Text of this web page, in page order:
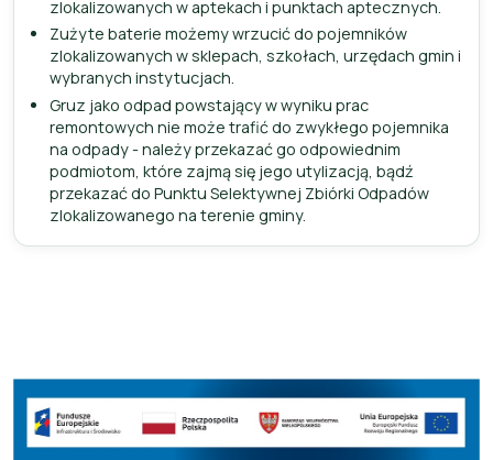
zlokalizowanych w aptekach i punktach aptecznych.
Zużyte baterie możemy wrzucić do pojemników
zlokalizowanych w sklepach, szkołach, urzędach gmin i
wybranych instytucjach.
Gruz jako odpad powstający w wyniku prac
remontowych nie może trafić do zwykłego pojemnika
na odpady - należy przekazać go odpowiednim
podmiotom, które zajmą się jego utylizacją, bądź
przekazać do Punktu Selektywnej Zbiórki Odpadów
zlokalizowanego na terenie gminy.